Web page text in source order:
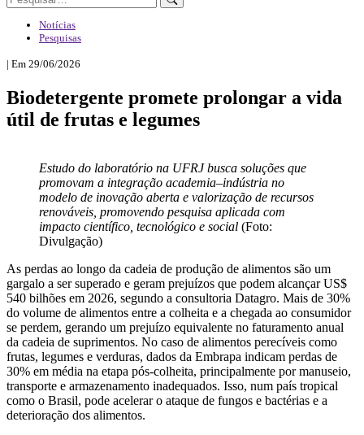
Notícias
Pesquisas
| Em 29/06/2026
Biodetergente promete prolongar a vida
útil de frutas e legumes
Estudo do laboratório na UFRJ busca soluções que
promovam a integração academia–indústria no
modelo de inovação aberta e valorização de recursos
renováveis, promovendo pesquisa aplicada com
impacto científico, tecnológico e social (Foto:
Divulgação)
As perdas ao longo da cadeia de produção de alimentos são um
gargalo a ser superado e geram prejuízos que podem alcançar US$
540 bilhões em 2026, segundo a consultoria Datagro. Mais de 30%
do volume de alimentos entre a colheita e a chegada ao consumidor
se perdem, gerando um prejuízo equivalente no faturamento anual
da cadeia de suprimentos. No caso de alimentos perecíveis como
frutas, legumes e verduras, dados da Embrapa indicam perdas de
30% em média na etapa pós-colheita, principalmente por manuseio,
transporte e armazenamento inadequados. Isso, num país tropical
como o Brasil, pode acelerar o ataque de fungos e bactérias e a
deterioração dos alimentos.